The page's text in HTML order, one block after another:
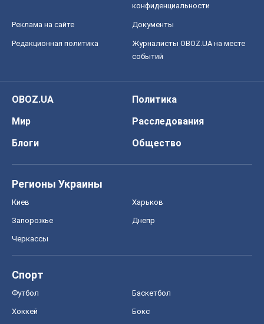
конфиденциальности
Реклама на сайте Документы
Редакционная политика
Журналисты OBOZ.UA на месте
событий
OBOZ.UA
Политика
Мир
Расследования
Блоги
Общество
Регионы Украины
Киев Харьков
Запорожье Днепр
Черкассы
Спорт
Футбол Баскетбол
Хоккей Бокс